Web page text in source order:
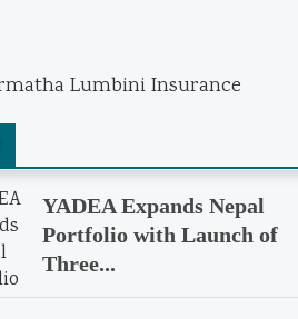
YADEA Expands Nepal
Portfolio with Launch of
Three...